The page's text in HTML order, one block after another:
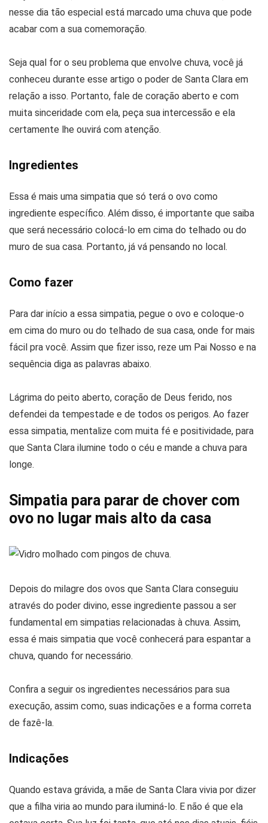
nesse dia tão especial está marcado uma chuva que pode
acabar com a sua comemoração.
Seja qual for o seu problema que envolve chuva, você já
conheceu durante esse artigo o poder de Santa Clara em
relação a isso. Portanto, fale de coração aberto e com
muita sinceridade com ela, peça sua intercessão e ela
certamente lhe ouvirá com atenção.
Ingredientes
Essa é mais uma simpatia que só terá o ovo como
ingrediente específico. Além disso, é importante que saiba
que será necessário colocá-lo em cima do telhado ou do
muro de sua casa. Portanto, já vá pensando no local.
Como fazer
Para dar início a essa simpatia, pegue o ovo e coloque-o
em cima do muro ou do telhado de sua casa, onde for mais
fácil pra você. Assim que fizer isso, reze um Pai Nosso e na
sequência diga as palavras abaixo.
Lágrima do peito aberto, coração de Deus ferido, nos
defendei da tempestade e de todos os perigos. Ao fazer
essa simpatia, mentalize com muita fé e positividade, para
que Santa Clara ilumine todo o céu e mande a chuva para
longe.
Simpatia para parar de chover com
ovo no lugar mais alto da casa
Depois do milagre dos ovos que Santa Clara conseguiu
através do poder divino, esse ingrediente passou a ser
fundamental em simpatias relacionadas à chuva. Assim,
essa é mais simpatia que você conhecerá para espantar a
chuva, quando for necessário.
Confira a seguir os ingredientes necessários para sua
execução, assim como, suas indicações e a forma correta
de fazê-la.
Indicações
Quando estava grávida, a mãe de Santa Clara vivia por dizer
que a filha viria ao mundo para iluminá-lo. E não é que ela